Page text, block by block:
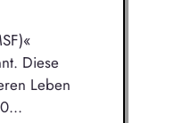
Diese
Leben